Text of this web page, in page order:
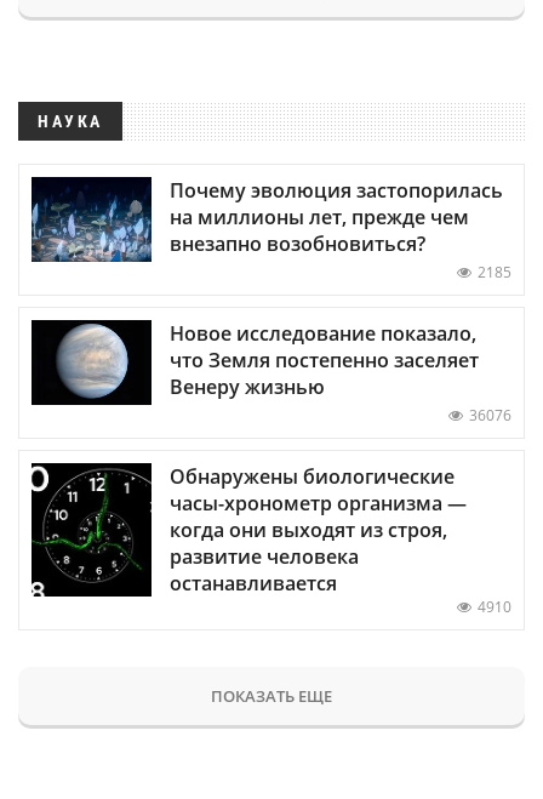
НАУКА
Почему эволюция застопорилась
на миллионы лет, прежде чем
внезапно возобновиться?
2185
Новое исследование показало,
что Земля постепенно заселяет
Венеру жизнью
36076
Обнаружены биологические
часы-хронометр организма —
когда они выходят из строя,
развитие человека
останавливается
4910
ПОКАЗАТЬ ЕЩЕ